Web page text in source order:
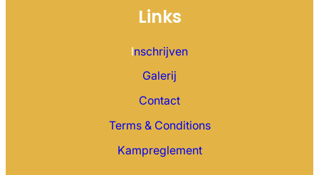
Links
Inschrijven
Galerij
Contact
Terms & Conditions
Kampreglement